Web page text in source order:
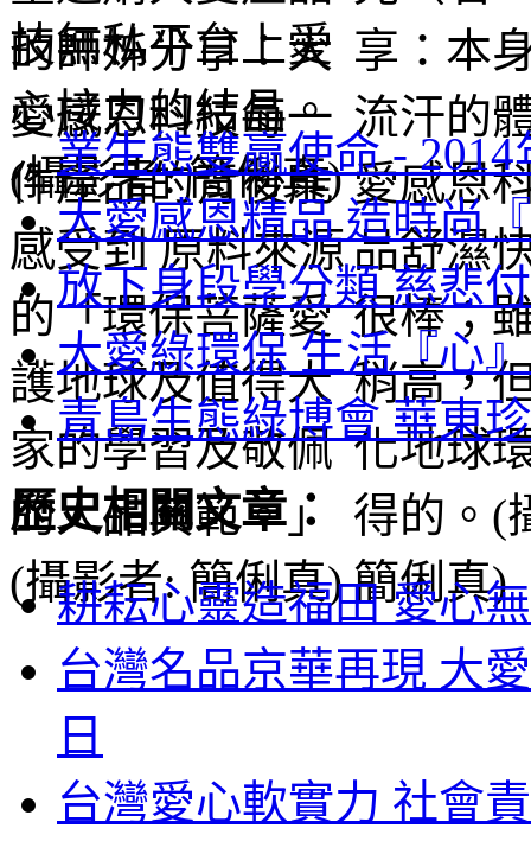
業生態雙贏使命 -2014
大愛感恩精品 造時尚
放下身段學分類 慈悲
大愛綠環保 生活『心
青島生態綠博會 華東
歷史相關文章：
耕耘心靈造福田 愛心
台灣名品京華再現 大
日
台灣愛心軟實力 社會